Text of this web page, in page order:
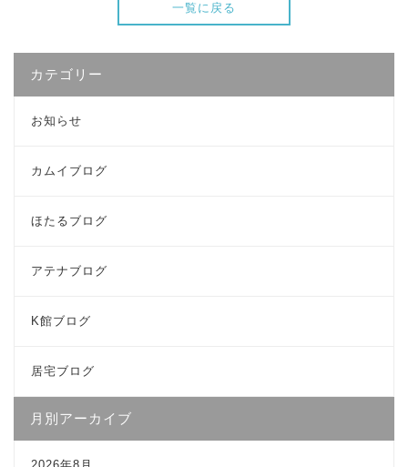
一覧に戻る
カテゴリー
お知らせ
カムイブログ
ほたるブログ
アテナブログ
K館ブログ
居宅ブログ
月別アーカイブ